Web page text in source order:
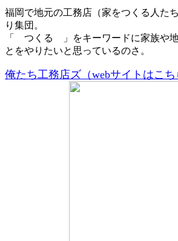
福岡で地元の工務店（家をつくる人た
り集団。
「 つくる 」をキーワードに家族や
とをやりたいと思っているのさ。
俺たち工務店ズ（webサイトはこち